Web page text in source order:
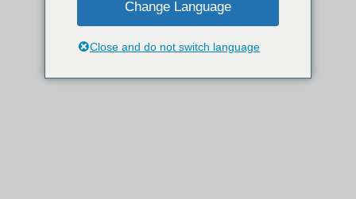
Change Language
Close and do not switch language